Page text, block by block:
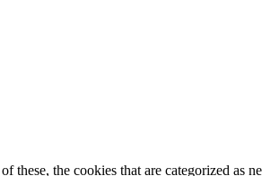
the cookies that are categorized as